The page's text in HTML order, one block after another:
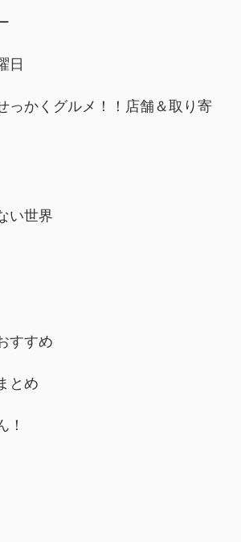
日
っかくグルメ！！店舗＆取り寄
い世界
すすめ
とめ
！